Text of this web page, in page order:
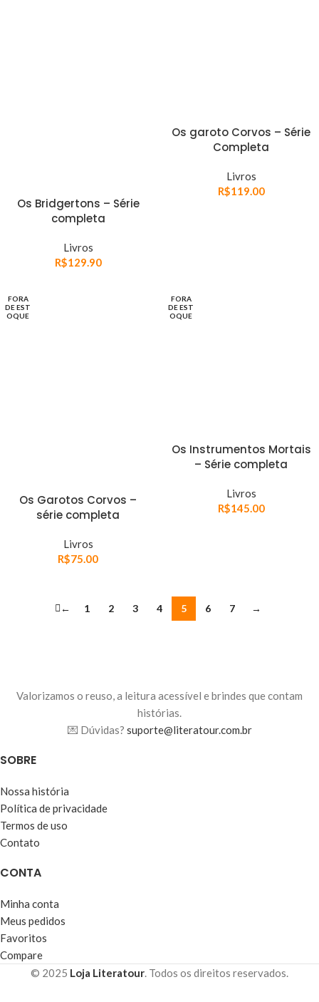
Os Bridgertons – Série
completa
Livros
R$129.90
Os garoto Corvos – Série
Completa
Livros
R$119.00
FORA
DE EST
OQUE
Os Garotos Corvos –
série completa
Livros
R$75.00
FORA
DE EST
OQUE
Os Instrumentos Mortais
– Série completa
Livros
R$145.00
← 1 2 3 4 5 6 7 →
Valorizamos o reuso, a leitura acessível e brindes que contam
histórias.
💌 Dúvidas? suporte@literatour.com.br
SOBRE
Nossa história
Política de privacidade
Termos de uso
Contato
CONTA
Minha conta
Meus pedidos
Favoritos
Compare
© 2025 Loja Literatour. Todos os direitos reservados.